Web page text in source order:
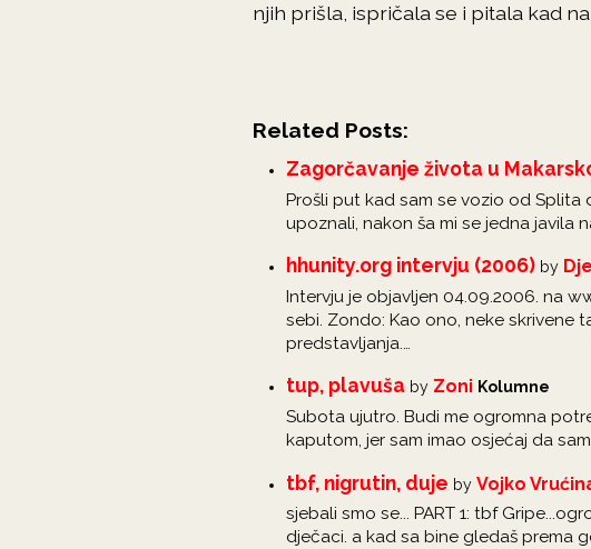
njih prišla, ispričala se i pitala kad
Related Posts:
Zagorčavanje života u
Prošli put kad sam se vozio od Splita
upoznali, nakon ša mi se jedna javila
hhunity.org intervju (2006) by
Intervju je objavljen 04.09.2006. na
sebi. Zondo: Kao ono, neke skrivene
predstavljanja.…
tup, plavuša by Zoni Kolumne
Subota ujutro. Budi me ogromna
kaputom, jer sam imao osjećaj da
tbf, nigrutin, duje by Vojko
sjebali smo se... PART 1: tbf
dječaci. a kad sa bine gledaš prema